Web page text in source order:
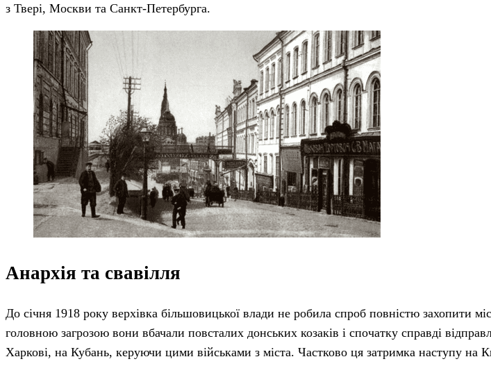
з Твері, Москви та Санкт-Петербурга.
Анархія та свавілля
До січня 1918 року верхівка більшовицької влади не робила спроб повністю захопити
головною загрозою вони вбачали повсталих донських козаків і спочатку справді
Харкові, на Кубань, керуючи цими військами з міста. Частково ця затримка наступу на